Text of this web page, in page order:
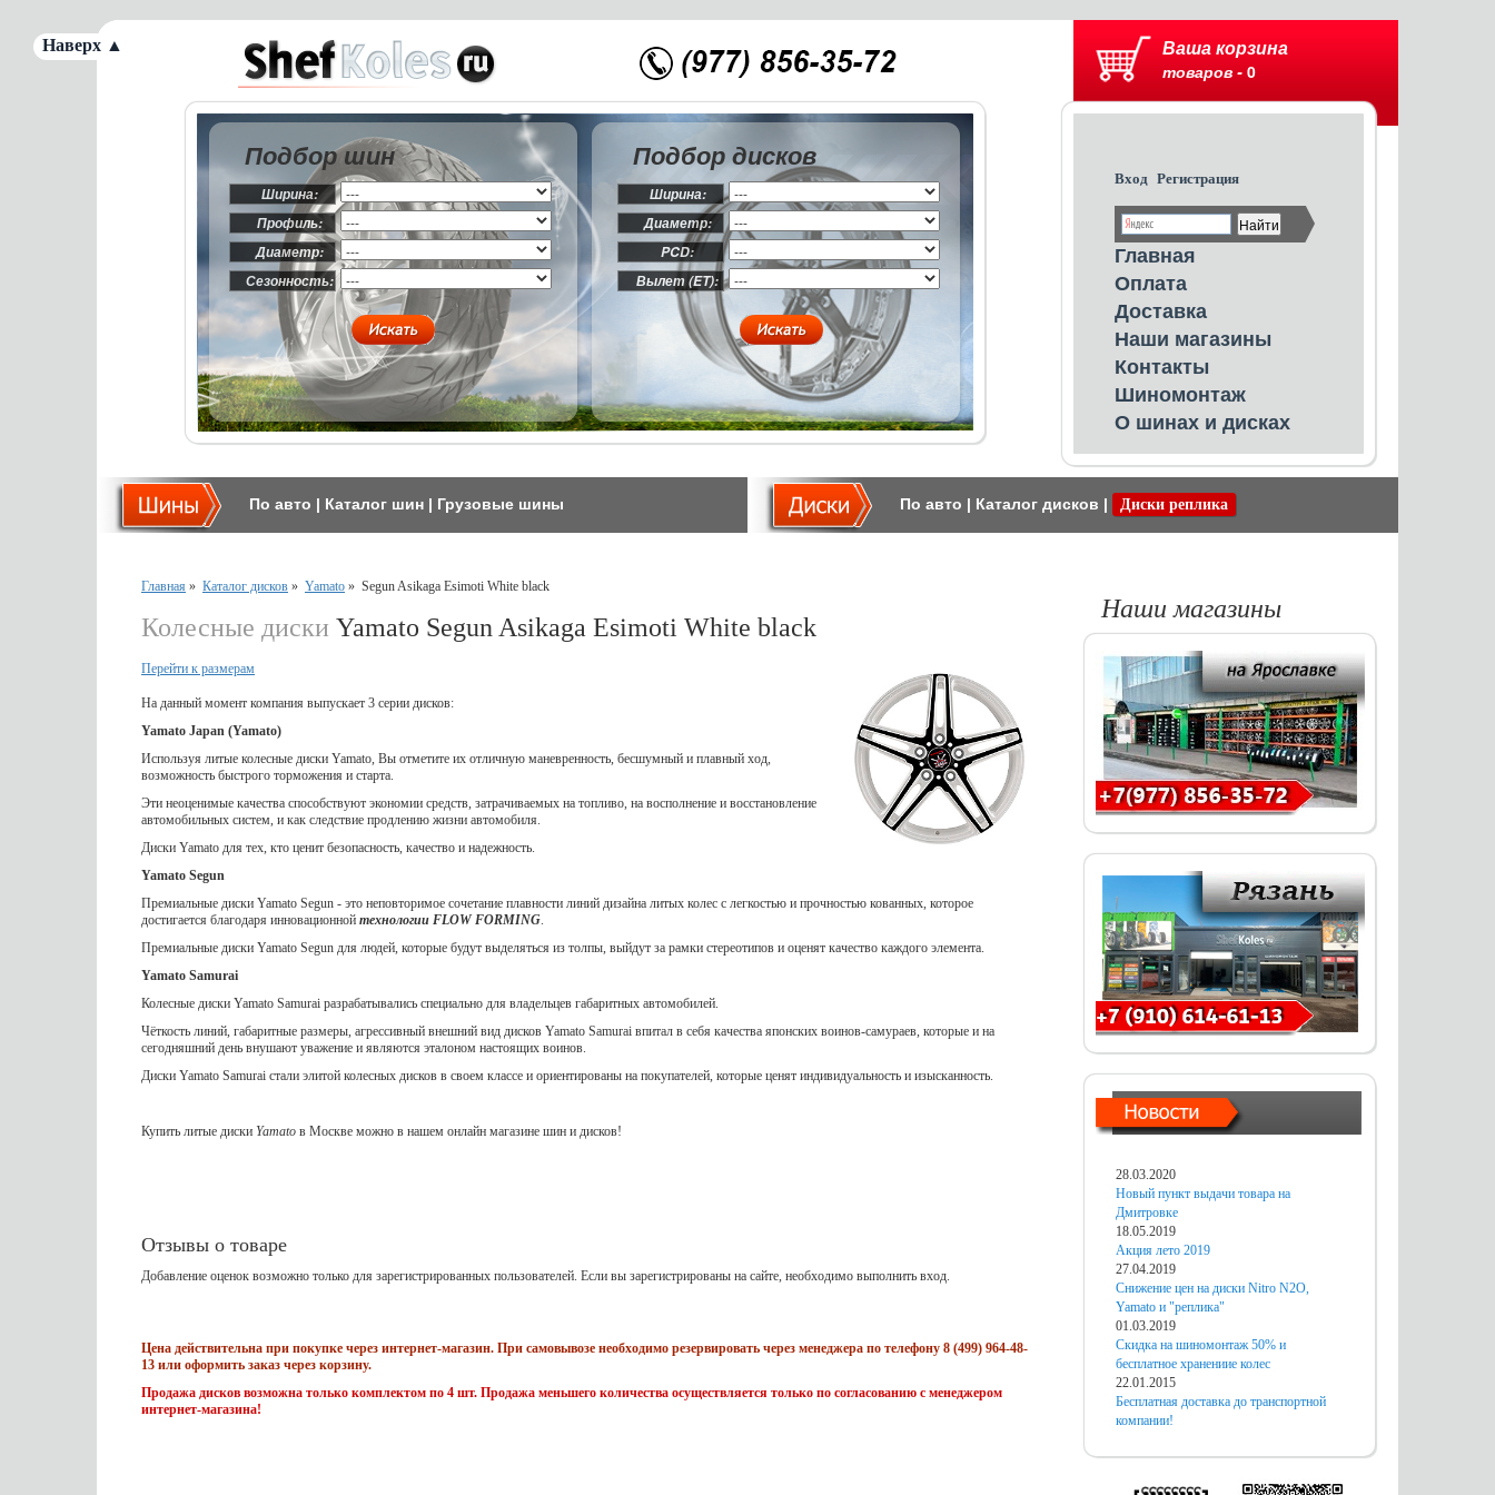
Ваша корзина
товаров - 0
Вход Регистрация
Главная
Оплата
Доставка
Наши магазины
Контакты
Шиномонтаж
О шинах и дисках
Подбор шин
Ширина:
Профиль:
Диаметр:
Сезонность:
Подбор дисков
Ширина:
Диаметр:
PCD:
Вылет (ET):
По авто | Каталог шин | Грузовые шины По авто | Каталог дисков | Диски реплика
Главная » Каталог дисков » Yamato » Segun Asikaga Esimoti White black
Колесные диски Yamato Segun Asikaga Esimoti White black
Перейти к размерам
На данный момент компания выпускает 3 серии дисков:
Yamato Japan (Yamato)
Используя литые колесные диски Yamato, Вы отметите их отличную маневренность, бесшумный и плавный ход,
возможность быстрого торможения и старта.
Эти неоценимые качества способствуют экономии средств, затрачиваемых на топливо, на восполнение и восстановление
автомобильных систем, и как следствие продлению жизни автомобиля.
Диски Yamato для тех, кто ценит безопасность, качество и надежность.
Yamato Segun
Премиальные диски Yamato Segun - это неповторимое сочетание плавности линий дизайна литых колес с легкостью и прочностью кованных, которое
достигается благодаря инновационной технологии FLOW FORMING.
Премиальные диски Yamato Segun для людей, которые будут выделяться из толпы, выйдут за рамки стереотипов и оценят качество каждого элемента.
Yamato Samurai
Колесные диски Yamato Samurai разрабатывались специально для владельцев габаритных автомобилей.
Чёткость линий, габаритные размеры, агрессивный внешний вид дисков Yamato Samurai впитал в себя качества японских воинов-самураев, которые и на
сегодняшний день внушают уважение и являются эталоном настоящих воинов.
Диски Yamato Samurai стали элитой колесных дисков в своем классе и ориентированы на покупателей, которые ценят индивидуальность и изысканность.
Купить литые диски Yamato в Москве можно в нашем онлайн магазине шин и дисков!
Отзывы о товаре
Добавление оценок возможно только для зарегистрированных пользователей. Если вы зарегистрированы на сайте, необходимо выполнить вход.
Цена действительна при покупке через интернет-магазин. При самовывозе необходимо резервировать через менеджера по телефону 8 (499) 964-48-
13 или оформить заказ через корзину.
Продажа дисков возможна только комплектом по 4 шт. Продажа меньшего количества осуществляется только по согласованию с менеджером
интернет-магазина!
Наши магазины
28.03.2020
Новый пункт выдачи товара на
Дмитровке
18.05.2019
Акция лето 2019
27.04.2019
Снижение цен на диски Nitro N2O,
Yamato и "реплика"
01.03.2019
Скидка на шиномонтаж 50% и
бесплатное хранениие колес
22.01.2015
Бесплатная доставка до транспортной
компании!
Наверх ▲